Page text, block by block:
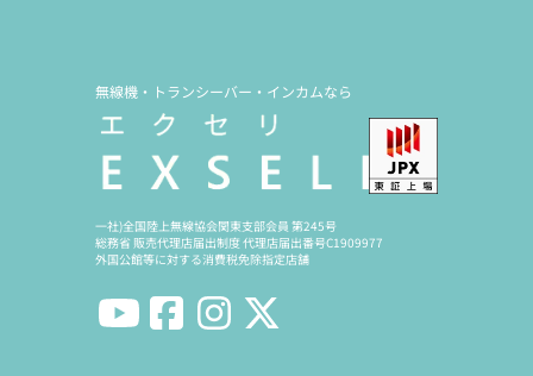
無線機・トランシーバー・インカムなら
一社)全国陸上無線協会関東支部会員 第245号
総務省 販売代理店届出制度 代理店届出番号C1909977
外国公館等に対する消費税免除指定店舗